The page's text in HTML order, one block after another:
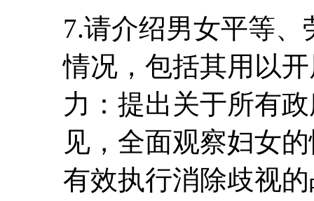
7.请介绍男女平等
情况，包括其用以
力：提出关于所有
见，全面观察妇女
有效执行消除歧视